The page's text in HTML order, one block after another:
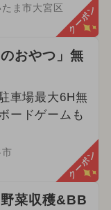
ま市大宮区 クーポン
おやつ」無
車場最大6H無
ードゲームも
クーポン
菜収穫&BB